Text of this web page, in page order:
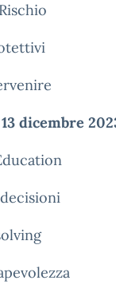
dicembre